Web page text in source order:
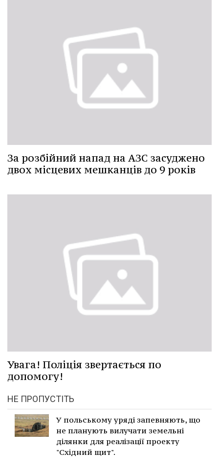
За розбійний напад на АЗС засуджено
двох місцевих мешканців до 9 років
Увага! Поліція звертається по
допомогу!
НЕ ПРОПУСТІТЬ
У польському уряді запевняють, що
не планують вилучати земельні
ділянки для реалізації проекту
"Східний щит".